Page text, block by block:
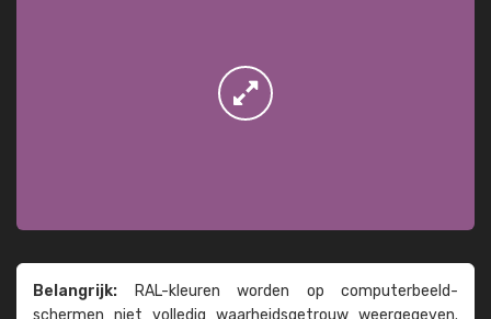
Belangrijk: RAL-kleuren worden op computer­beeld­
schermen niet volledig waarheids­­getrouw weer­gegeven.